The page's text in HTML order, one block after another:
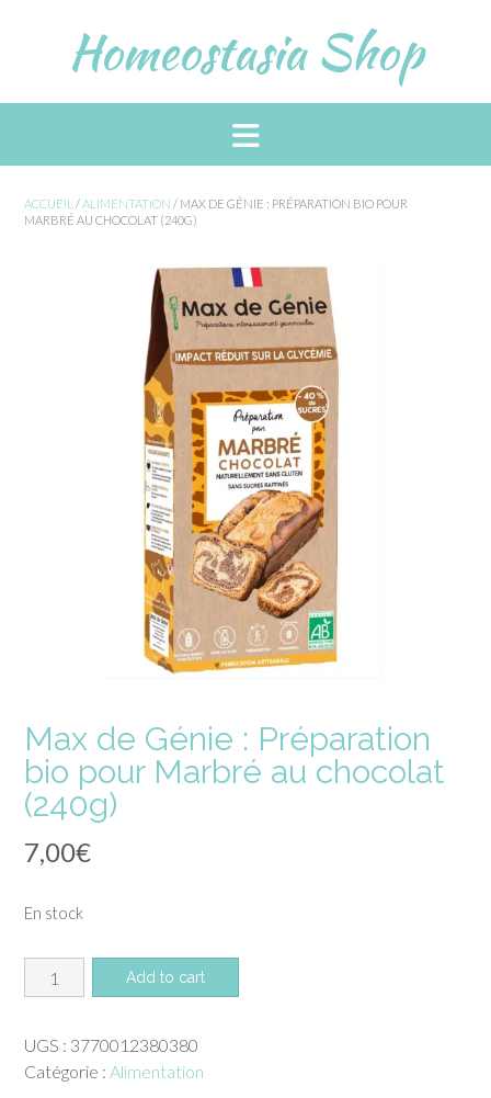
Homeostasia Shop
ACCUEIL /ALIMENTATION / MAX DE GÉNIE : PRÉPARATION BIO POUR
MARBRÉ AU CHOCOLAT (240G)
Max de Génie : Préparation
bio pour Marbré au chocolat
(240g)
7,00€
En stock
quantité
de
de
Génie
Add to cart
UGS : 3770012380380
Catégorie : Alimentation